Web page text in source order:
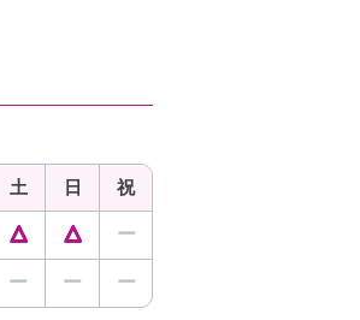
土 日 祝
△ △ ー
ー ー ー